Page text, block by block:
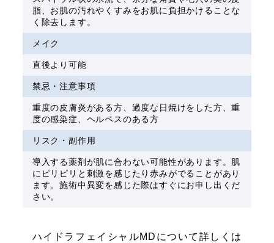
脂、お肌の汚れやくすみをお肌に負担かけることな
く除去します。
メイク
直後より可能
禁忌・注意事項
重度の皮膚炎がある方、過度な日焼けをした方、重
度の感染症、ヘルペスのある方
リスク・副作用
導入する薬剤が肌に合わない可能性があります。肌
にピリピリと刺激を感じたり赤みがでることがあり
ます。施術中異変を感じた際はすぐにお申し出くだ
さい。
ハイドラフェイシャルMDについて詳しくは